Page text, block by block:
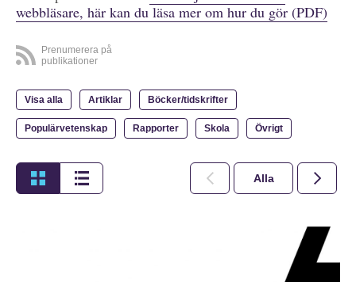
webbläsare, här kan du läsa mer om hur du gör (PDF)
Prenumerera på
publikationer
Visa alla Artiklar Böcker/tidskrifter
Populärvetenskap Rapporter Skola Övrigt
Alla 2026